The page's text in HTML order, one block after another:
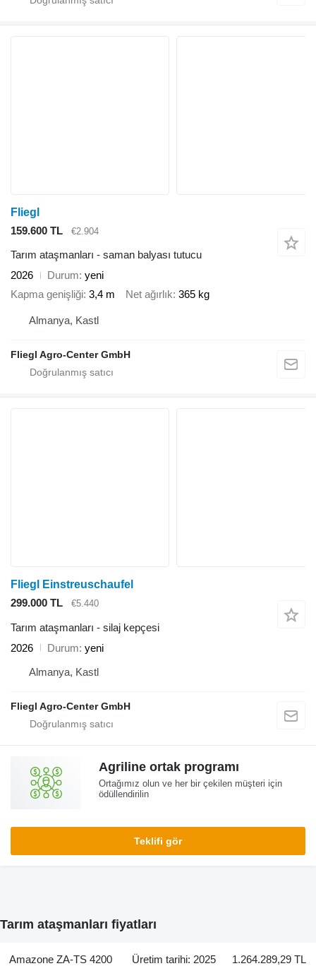
Fliegl
159.600 TL
€2.904
Tarım ataşmanları - saman balyası tutucu
2026
Durum yeni
Kapma genişliği 3,4 m Net ağırlık 365 kg
Almanya, Kastl
Fliegl Agro-Center GmbH
Fliegl Einstreuschaufel
299.000 TL
€5.440
Tarım ataşmanları - silaj kepçesi
2026
Durum yeni
Almanya, Kastl
Fliegl Agro-Center GmbH
Agriline ortak programı
Ortağımız olun ve her bir çekilen müşteri için
ödüllendirilin
Teklifi gör
Tarım ataşmanları fiyatları
Amazone ZA-TS 4200 Üretim tarihi: 2025 1.264.289,29 TL